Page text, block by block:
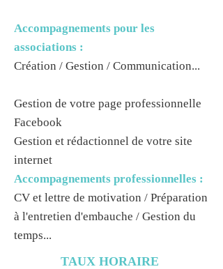
Accompagnements pour les
associations :
Création / Gestion / Communication...
Gestion de votre page professionnelle
Facebook
Gestion et rédactionnel de votre site
internet
Accompagnements professionnelles :
CV et lettre de motivation / Préparation
à l'entretien d'embauche / Gestion du
temps...
TAUX HORAIRE